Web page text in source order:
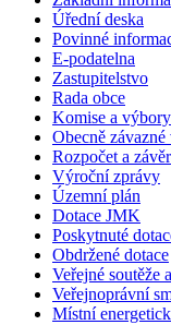
Úřední deska
Povinné
E-podatelna
Zastupitelstvo
Rada obce
Komise a výbory
Obecně
Rozpočet a
Výroční zprávy
Územní plán
Dotace JMK
Poskytnuté
Obdržené dotace
Veřejné soutěže
Veřejnoprávní
Místní